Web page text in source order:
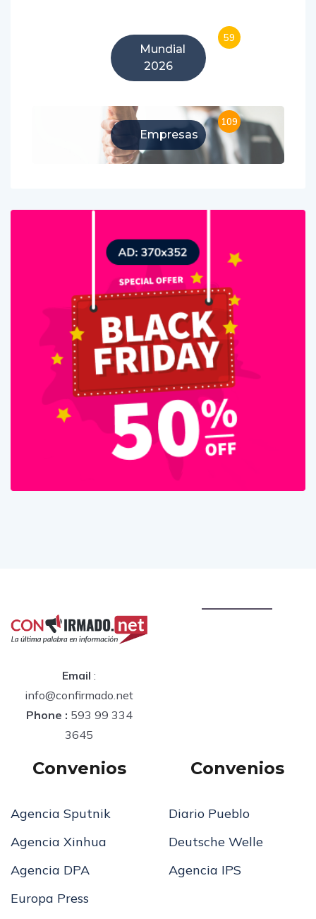
Mundial
2026
59
Empresas
109
Email :
info@confirmado.net
Phone : 593 99 334
3645
Convenios
Agencia Sputnik
Agencia Xinhua
Agencia DPA
Europa Press
Convenios
Diario Pueblo
Deutsche Welle
Agencia IPS